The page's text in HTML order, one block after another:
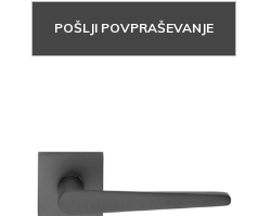
POŠLJI POVPRAŠEVANJE